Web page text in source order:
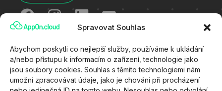
Spravovat Souhlas
Abychom poskytli co nejlepší služby, používáme k ukládání
a/nebo přístupu k informacím o zařízení, technologie jako
jsou soubory cookies. Souhlas s těmito technologiemi nám
umožní zpracovávat údaje, jako je chování při procházení
Cookies
Ochrana osobních údajů
Všeobecné technické podmínky